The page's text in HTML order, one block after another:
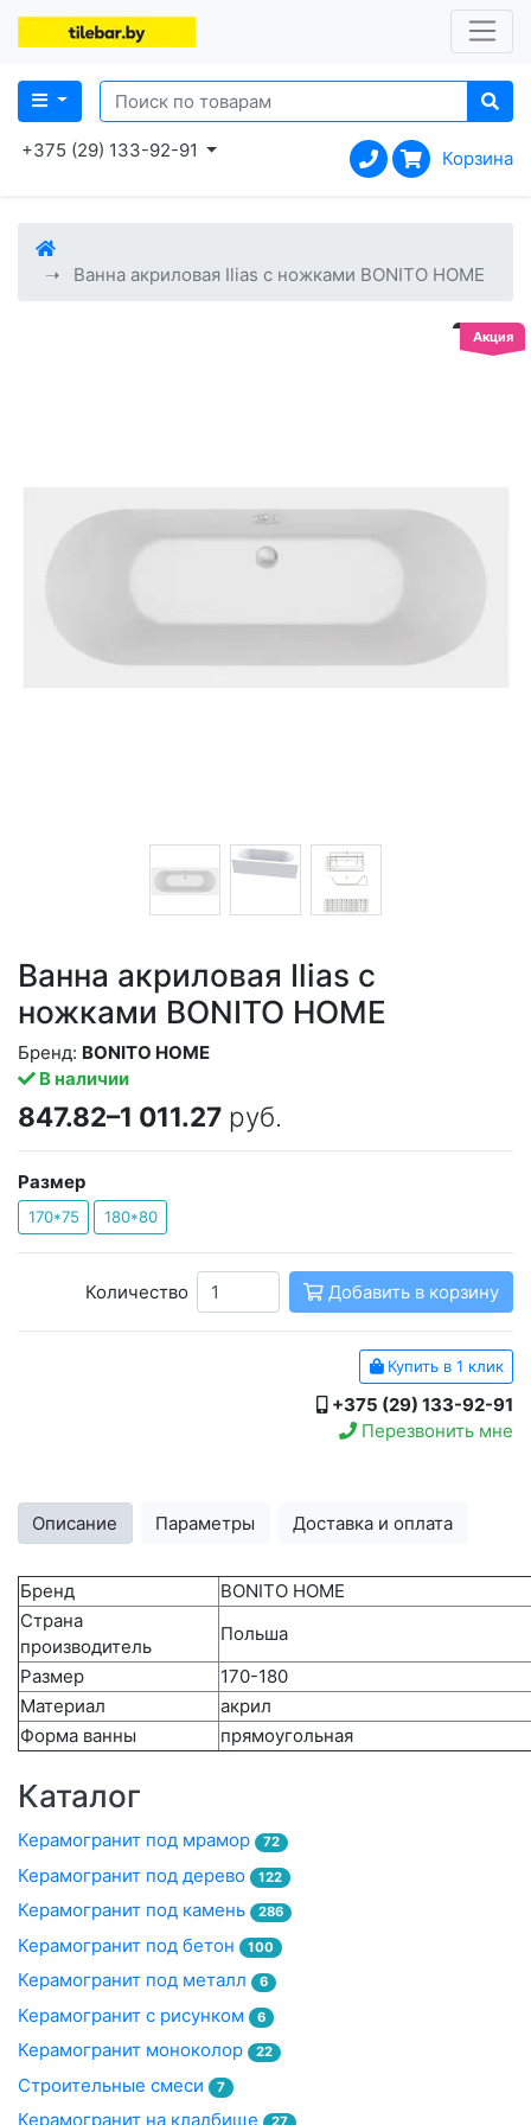
+375 (29) 133-92-91 Корзина
Ванна акриловая Ilias с ножками BONITO HOME
Акция
Ванна акриловая Ilias с
ножками BONITO HOME
В наличии
Бренд: BONITO HOME
847.82–1 011.27 руб.
Размер
170*75 180*80
Количество Добавить в корзину
Купить в 1 клик
+375 (29) 133-92-91
Перезвонить мне
Описание Параметры Доставка и оплата
Бренд
BONITO HOME
Страна
производитель
Польша
Размер
170-180
Материал
акрил
Форма ванны
прямоугольная
Каталог
Керамогранит под мрамор 72
Керамогранит под дерево 122
Керамогранит под камень 286
Керамогранит под бетон 100
Керамогранит под металл 6
Керамогранит с рисунком 6
Керамогранит моноколор 22
Строительные смеси 7
Керамогранит на кладбище